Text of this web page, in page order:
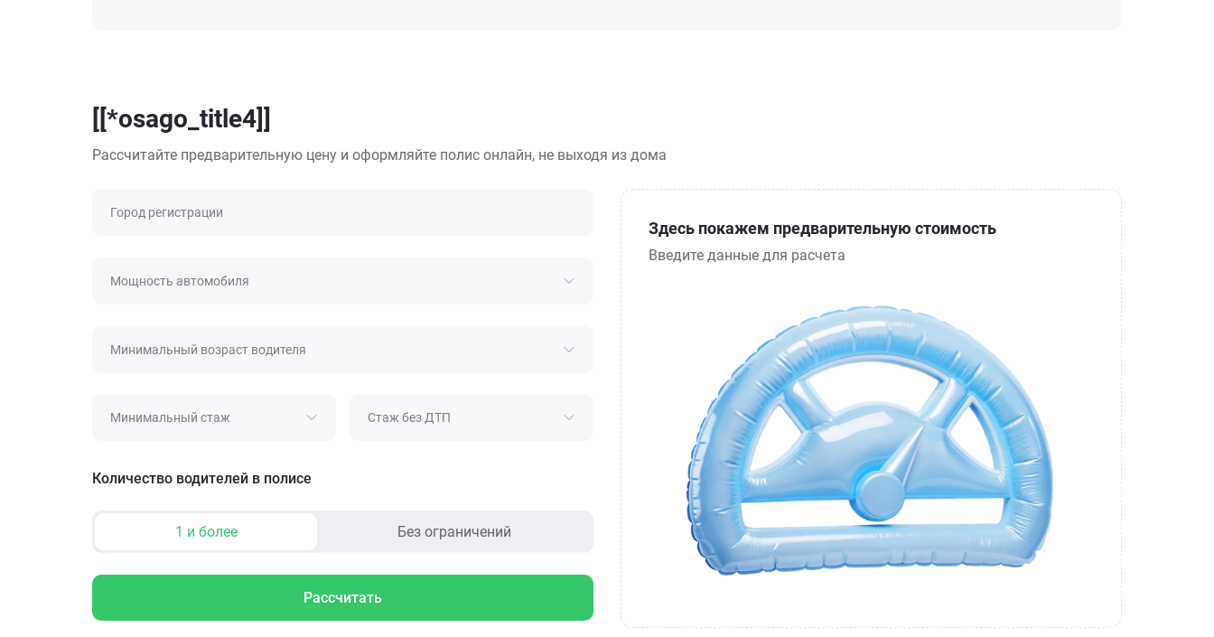
[[*osago_title4]]
Рассчитайте предварительную цену и оформляйте полис онлайн, не выходя из дома
Город регистрации
Мощность автомобиля
Минимальный возраст водителя
Минимальный стаж Стаж без ДТП
Количество водителей в полисе
1 и более Без ограничений
Рассчитать
Здесь покажем предварительную стоимость
Введите данные для расчета